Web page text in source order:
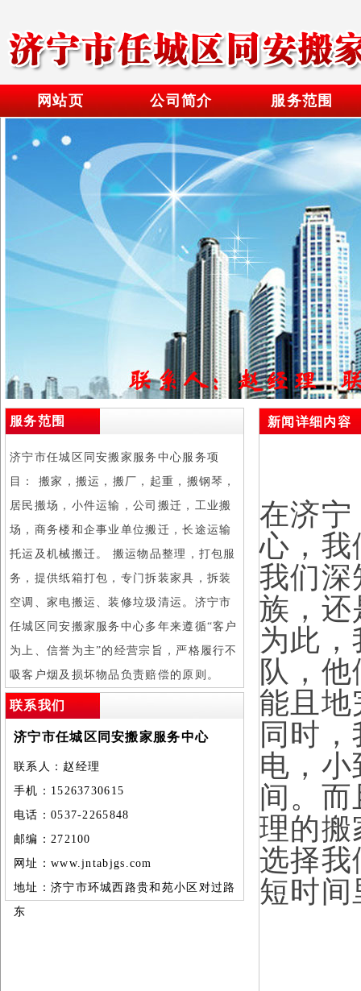
网站页 公司简介 服务范围
服务范围
济宁市任城区同安搬家服务中心服务项
目： 搬家，搬运，搬厂，起重，搬钢琴，
居民搬场，小件运输，公司搬迁，工业搬
场，商务楼和企事业单位搬迁，长途运输
托运及机械搬迁。 搬运物品整理，打包服
务，提供纸箱打包，专门拆装家具，拆装
空调、家电搬运、装修垃圾清运。济宁市
任城区同安搬家服务中心多年来遵循“客户
为上、信誉为主”的经营宗旨，严格履行不
吸客户烟及损坏物品负责赔偿的原则。
联系我们
济宁市任城区同安搬家服务中心
联系人：赵经理
手机：15263730615
电话：0537-2265848
邮编：272100
网址： www.jntabjgs.com
地址：济宁市环城西路贵和苑小区对过路
东
新闻详细内容
在济宁
心，我
我们深
族，还
为此
队，
能且地
同时
电，
间。
理的搬
选择我
短时间